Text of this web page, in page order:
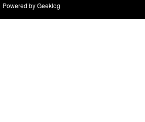
Powered byGeeklog